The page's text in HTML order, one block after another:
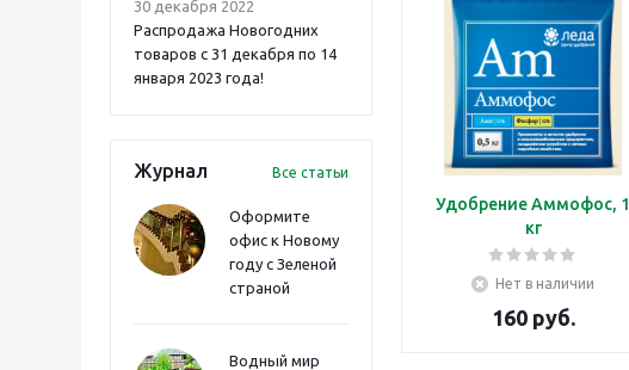
30 декабря 2022
Распродажа Новогодних
товаров с 31 декабря по 14
января 2023 года!
Журнал Все статьи
Оформите
офис к Новому
году с Зеленой
страной
Водный мир
Удобрение Аммофос, 1
кг
Нет в наличии
160руб.